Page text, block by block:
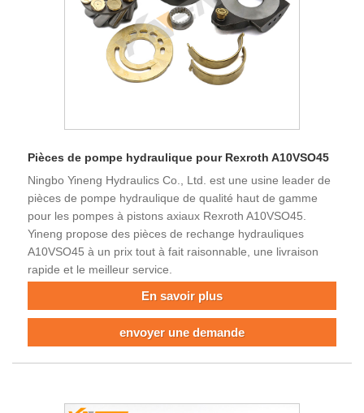
Pièces de pompe hydraulique pour Rexroth A10VSO45
Ningbo Yineng Hydraulics Co., Ltd. est une usine leader de
pièces de pompe hydraulique de qualité haut de gamme
pour les pompes à pistons axiaux Rexroth A10VSO45.
Yineng propose des pièces de rechange hydrauliques
A10VSO45 à un prix tout à fait raisonnable, une livraison
rapide et le meilleur service.
En savoir plus
envoyer une demande